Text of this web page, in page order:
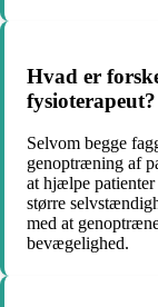
Hvad er
fysioterapeut?
Selvom begge
genoptræning af
at hjælpe
større
med at
bevægelighed.